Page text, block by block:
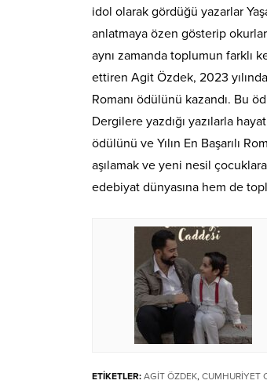
idol olarak gördüğü yazarlar
anlatmaya özen gösterip
aynı zamanda toplumun farklı
ettiren Agit Özdek, 2023 yılında
Romanı ödülünü kazandı. Bu
Dergilere yazdığı yazılarla
ödülünü ve Yılın En Başarılı
aşılamak ve yeni nesil
edebiyat dünyasına hem de
ETİKETLER: AGİT ÖZDEK, CUMHURİYET